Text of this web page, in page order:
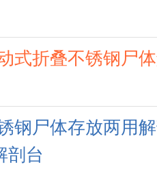
式折叠不锈钢尸
钢尸体存放两用
剖台